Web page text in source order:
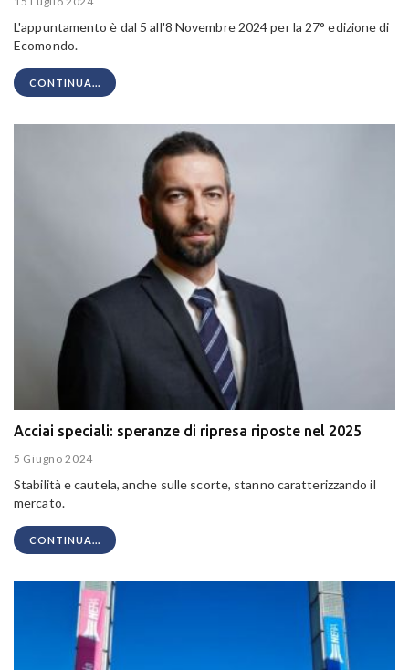
L'appuntamento è dal 5 all'8 Novembre 2024 per la 27° edizione di
Ecomondo.
CONTINUA...
Acciai speciali: speranze di ripresa riposte nel 2025
5 Giugno 2024
Stabilità e cautela, anche sulle scorte, stanno caratterizzando il
mercato.
CONTINUA...